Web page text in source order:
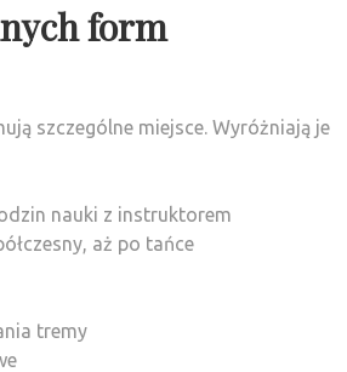
form
szczególne miejsce. Wyróżniają je
nauki z instruktorem
aż po tańce
tremy